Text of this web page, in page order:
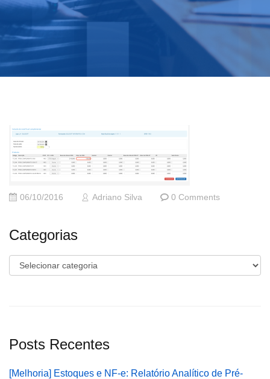
06/10/2016 Adriano Silva 0 Comments
Categorias
Categorias
Posts Recentes
[Melhoria] Estoques e NF-e: Relatório Analítico de Pré-